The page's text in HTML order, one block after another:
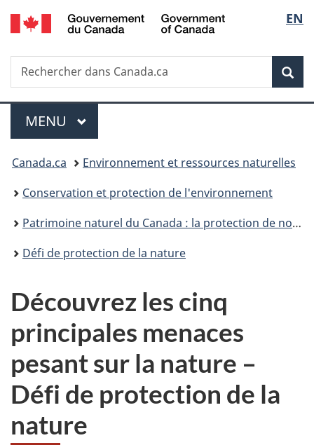
Passer
au
principal
Passer
à
Au
du
Passer
à
version
simplifiée
de
la
EN
Recherche
Rechercher
dans
Menu
MENU PRINCIPAL
Vous
êtes
ici :
Canada.ca
Environnement et ressources naturelles
Conservation et protection de l'environnement
Patrimoine naturel du Canada : la protection de notre nature
Défi de protection de la nature
Découvrez les cinq
principales menaces
pesant sur la nature –
Défi de protection de la
nature